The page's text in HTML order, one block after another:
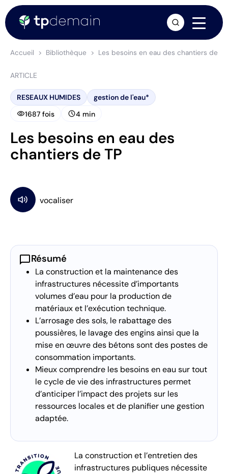
Accueil Bibliothèque Les besoins en eau des chantiers de TP
ARTICLE
RESEAUX HUMIDES gestion de l'eau*
visibility1687 fois schedule4 min
Les besoins en eau des
chantiers de TP
chat_bubbleRésumé
La construction et la maintenance des
infrastructures nécessite d’importants
volumes d’eau pour la production de
matériaux et l’exécution technique.
L’arrosage des sols, le rabattage des
poussières, le lavage des engins ainsi que la
mise en œuvre des bétons sont des postes de
consommation importants.
Mieux comprendre les besoins en eau sur tout
le cycle de vie des infrastructures permet
d’anticiper l’impact des projets sur les
ressources locales et de planifier une gestion
adaptée.
La construction et l’entretien des
infrastructures publiques nécessite
arrow_forward